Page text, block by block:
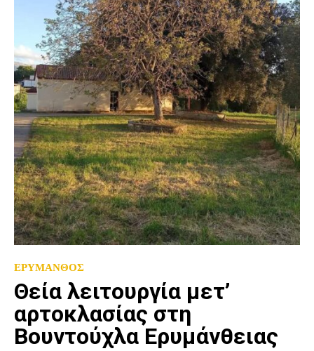
ΕΡΥΜΑΝΘΟΣ
Θεία λειτουργία μετ’
αρτοκλασίας στη
Βουντούχλα Ερυμάνθειας